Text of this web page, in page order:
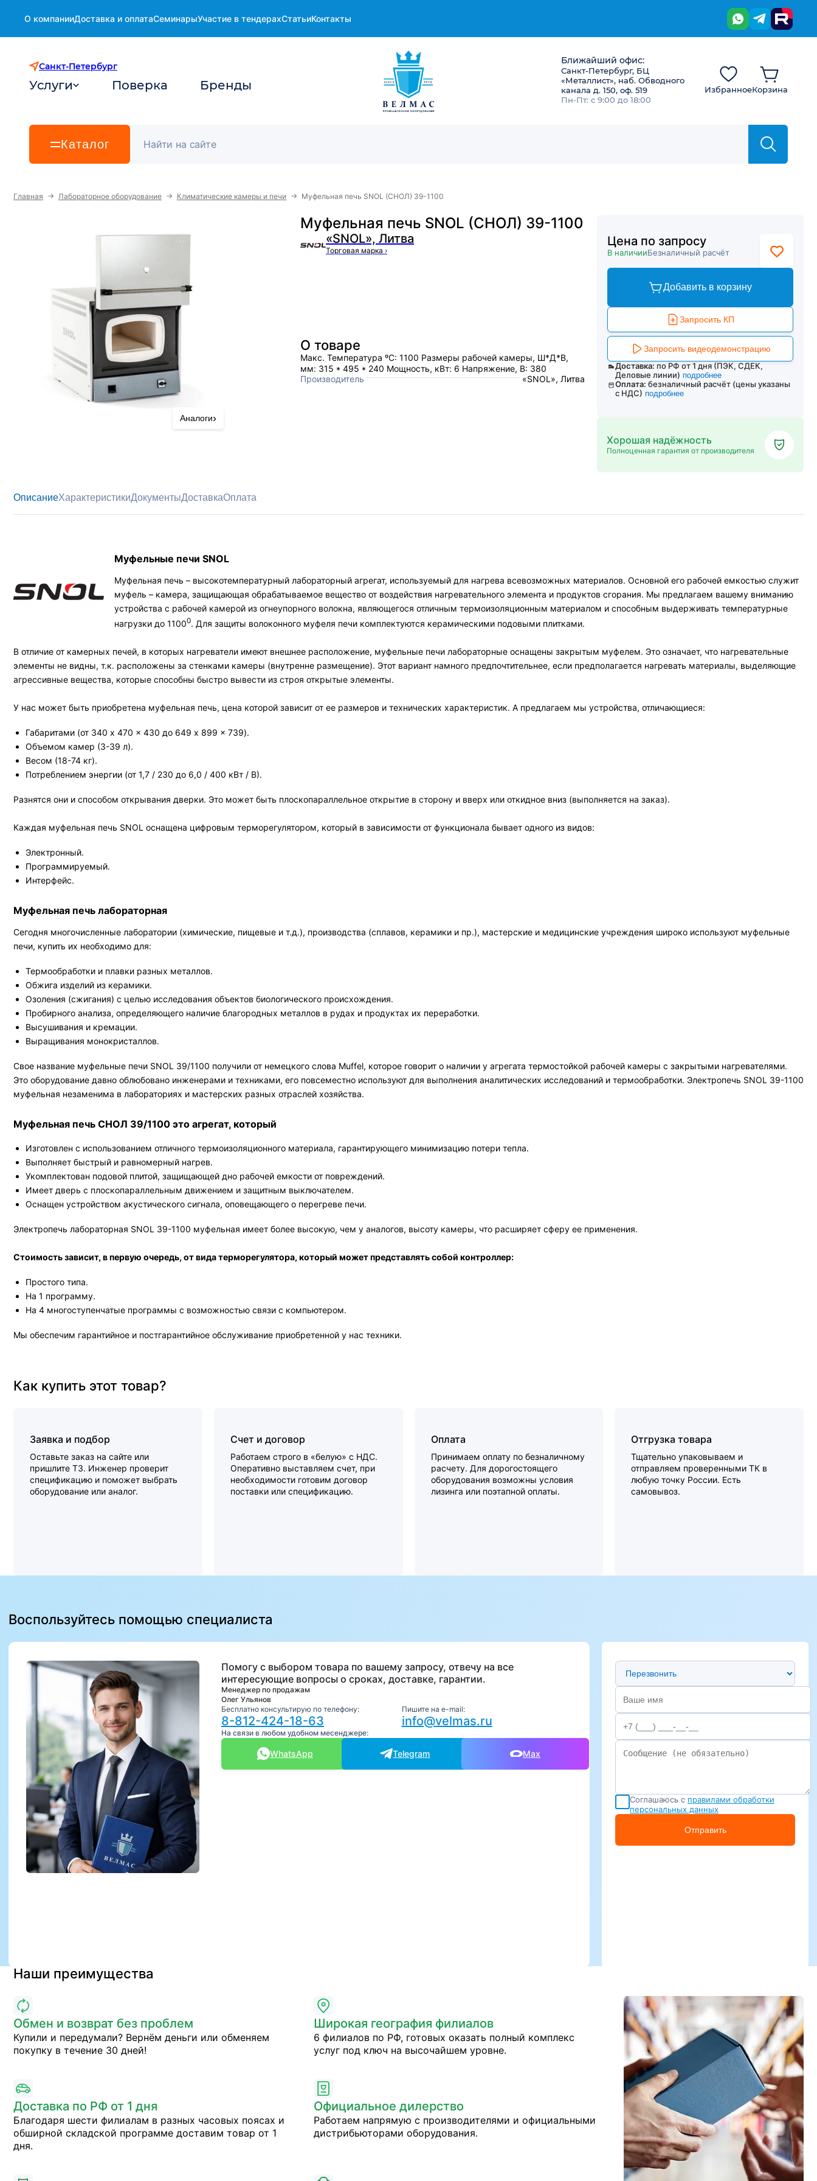
О компанииДоставка и оплатаСеминарыУчастие в тендерахСтатьиКонтакты
Санкт-Петербург
Услуги Поверка Бренды
Ближайший офис:
Санкт-Петербург, БЦ
«Металлист», наб. Обводного
канала д. 150, оф. 519
Пн-Пт: с 9:00 до 18:00
ИзбранноеКорзина
Каталог
Главная → Лабораторное оборудование → Климатические камеры и печи → Муфельная печь SNOL (СНОЛ) 39-1100
Муфельная печь SNOL (СНОЛ) 39-1100
«SNOL», Литва
Торговая марка ›
Аналоги›
О товаре
Макс. Температура ºC: 1100 Размеры рабочей камеры, Ш*Д*В,
мм: 315 * 495 * 240 Мощность, кВт: 6 Напряжение, В: 380
Производитель
«SNOL», Литва
Цена по запросу
В наличииБезналичный расчёт
Добавить в корзину
Запросить КП
Запросить видеодемонстрацию
Доставка: по РФ от 1 дня (ПЭК, СДЕК,
Деловые линии) подробнее
Оплата: безналичный расчёт (цены указаны
с НДС) подробнее
Хорошая надёжность
Полноценная гарантия от производителя
ОписаниеХарактеристикиДокументыДоставкаОплата
Муфельные печи SNOL
Муфельная печь – высокотемпературный лабораторный агрегат, используемый для нагрева всевозможных материалов. Основной его рабочей емкостью служит
муфель – камера, защищающая обрабатываемое вещество от воздействия нагревательного элемента и продуктов сгорания. Мы предлагаем вашему вниманию
устройства с рабочей камерой из огнеупорного волокна, являющегося отличным термоизоляционным материалом и способным выдерживать температурные
нагрузки до 11000. Для защиты волоконного муфеля печи комплектуются керамическими подовыми плитками.
В отличие от камерных печей, в которых нагреватели имеют внешнее расположение, муфельные печи лабораторные оснащены закрытым муфелем. Это означает, что нагревательные
элементы не видны, т.к. расположены за стенками камеры (внутренне размещение). Этот вариант намного предпочтительнее, если предполагается нагревать материалы, выделяющие
агрессивные вещества, которые способны быстро вывести из строя открытые элементы.
У нас может быть приобретена муфельная печь, цена которой зависит от ее размеров и технических характеристик. А предлагаем мы устройства, отличающиеся:
Габаритами (от 340 x 470 x 430 до 649 x 899 x 739).
Объемом камер (3-39 л).
Весом (18-74 кг).
Потреблением энергии (от 1,7 / 230 до 6,0 / 400 кВт / В).
Разнятся они и способом открывания дверки. Это может быть плоскопараллельное открытие в сторону и вверх или откидное вниз (выполняется на заказ).
Каждая муфельная печь SNOL оснащена цифровым терморегулятором, который в зависимости от функционала бывает одного из видов:
Электронный.
Программируемый.
Интерфейс.
Муфельная печь лабораторная
Сегодня многочисленные лаборатории (химические, пищевые и т.д.), производства (сплавов, керамики и пр.), мастерские и медицинские учреждения широко используют муфельные
печи, купить их необходимо для:
Термообработки и плавки разных металлов.
Обжига изделий из керамики.
Озоления (сжигания) с целью исследования объектов биологического происхождения.
Пробирного анализа, определяющего наличие благородных металлов в рудах и продуктах их переработки.
Высушивания и кремации.
Выращивания монокристаллов.
Свое название муфельные печи SNOL 39/1100 получили от немецкого слова Muffel, которое говорит о наличии у агрегата термостойкой рабочей камеры с закрытыми нагревателями.
Это оборудование давно облюбовано инженерами и техниками, его повсеместно используют для выполнения аналитических исследований и термообработки. Электропечь SNOL 39-1100
муфельная незаменима в лабораториях и мастерских разных отраслей хозяйства.
Муфельная печь СНОЛ 39/1100 это агрегат, который
Изготовлен с использованием отличного термоизоляционного материала, гарантирующего минимизацию потери тепла.
Выполняет быстрый и равномерный нагрев.
Укомплектован подовой плитой, защищающей дно рабочей емкости от повреждений.
Имеет дверь с плоскопараллельным движением и защитным выключателем.
Оснащен устройством акустического сигнала, оповещающего о перегреве печи.
Электропечь лабораторная SNOL 39-1100 муфельная имеет более высокую, чем у аналогов, высоту камеры, что расширяет сферу ее применения.
Стоимость зависит, в первую очередь, от вида терморегулятора, который может представлять собой контроллер:
Простого типа.
На 1 программу.
На 4 многоступенчатые программы с возможностью связи с компьютером.
Мы обеспечим гарантийное и постгарантийное обслуживание приобретенной у нас техники.
Как купить этот товар?
Заявка и подбор
Оставьте заказ на сайте или
пришлите ТЗ. Инженер проверит
спецификацию и поможет выбрать
оборудование или аналог.
Счет и договор
Работаем строго в «белую» с НДС.
Оперативно выставляем счет, при
необходимости готовим договор
поставки или спецификацию.
Оплата
Принимаем оплату по безналичному
расчету. Для дорогостоящего
оборудования возможны условия
лизинга или поэтапной оплаты.
Отгрузка товара
Тщательно упаковываем и
отправляем проверенными ТК в
любую точку России. Есть
самовывоз.
Воспользуйтесь помощью специалиста
Помогу с выбором товара по вашему запросу, отвечу на все
интересующие вопросы о сроках, доставке, гарантии.
Менеджер по продажам
Олег Ульянов
Бесплатно консультирую по телефону:
8-812-424-18-63
Пишите на e-mail:
info@velmas.ru
На связи в любом удобном месенджере:
WhatsApp Telegram Max
Предпочтительный способ связи
Соглашаюсь с правилами обработки
персональных данных
Отправить
Наши преимущества
Обмен и возврат без проблем
Купили и передумали? Вернём деньги или обменяем
покупку в течение 30 дней!
Широкая география филиалов
6 филиалов по РФ, готовых оказать полный комплекс
услуг под ключ на высочайшем уровне.
Доставка по РФ от 1 дня
Благодаря шести филиалам в разных часовых поясах и
обширной складской программе доставим товар от 1
дня.
Официальное дилерство
Работаем напрямую с производителями и официальными
дистрибьюторами оборудования.